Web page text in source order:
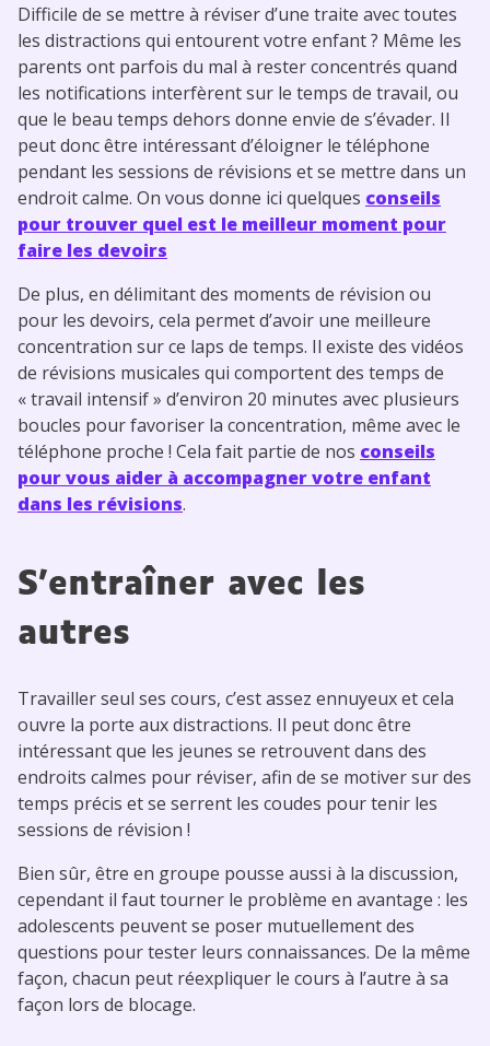
Difficile de se mettre à réviser d’une traite avec toutes
les distractions qui entourent votre enfant ? Même les
parents ont parfois du mal à rester concentrés quand
les notifications interfèrent sur le temps de travail, ou
que le beau temps dehors donne envie de s’évader. Il
peut donc être intéressant d’éloigner le téléphone
pendant les sessions de révisions et se mettre dans un
endroit calme. On vous donne ici quelques conseils
pour trouver quel est le meilleur moment pour
faire les devoirs
De plus, en délimitant des moments de révision ou
pour les devoirs, cela permet d’avoir une meilleure
concentration sur ce laps de temps. Il existe des vidéos
de révisions musicales qui comportent des temps de
« travail intensif » d’environ 20 minutes avec plusieurs
boucles pour favoriser la concentration, même avec le
téléphone proche ! Cela fait partie de nos conseils
pour vous aider à accompagner votre enfant
dans les révisions.
S’entraîner avec les
autres
Travailler seul ses cours, c’est assez ennuyeux et cela
ouvre la porte aux distractions. Il peut donc être
intéressant que les jeunes se retrouvent dans des
endroits calmes pour réviser, afin de se motiver sur des
temps précis et se serrent les coudes pour tenir les
sessions de révision !
Bien sûr, être en groupe pousse aussi à la discussion,
cependant il faut tourner le problème en avantage : les
adolescents peuvent se poser mutuellement des
questions pour tester leurs connaissances. De la même
façon, chacun peut réexpliquer le cours à l’autre à sa
façon lors de blocage.